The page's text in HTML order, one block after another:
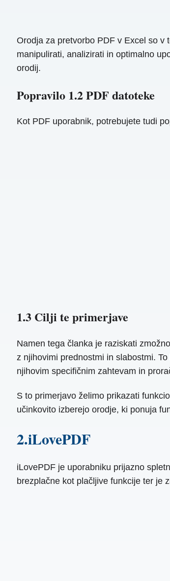
Orodja za pretvorbo PDF v Excel so v
manipulirati, analizirati in optimalno
orodij.
Popravilo 1.2 PDF datoteke
Kot PDF uporabnik, potrebujete tudi
1.3 Cilji te primerjave
Namen tega članka je raziskati
z njihovimi prednostmi in slabostmi.
njihovim specifičnim zahtevam in
S to primerjavo želimo prikazati
učinkovito izberejo orodje, ki ponuja
2.iLovePDF
iLovePDF je uporabniku prijazno
brezplačne kot plačljive funkcije ter je